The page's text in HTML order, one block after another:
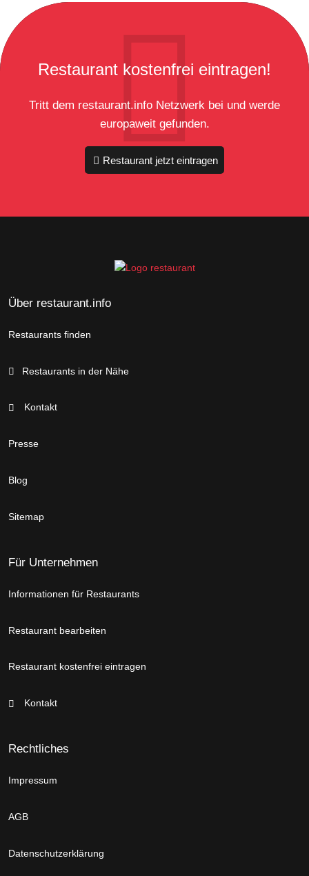
Restaurant kostenfrei eintragen!
Tritt dem restaurant.info Netzwerk bei und werde
europaweit gefunden.
Restaurant jetzt eintragen
Über restaurant.info
Restaurants finden
Restaurants in der Nähe
Kontakt
Presse
Blog
Sitemap
Für Unternehmen
Informationen für Restaurants
Restaurant bearbeiten
Restaurant kostenfrei eintragen
Kontakt
Rechtliches
Impressum
AGB
Datenschutzerklärung